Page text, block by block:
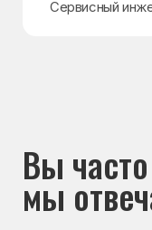
Разработка сайта